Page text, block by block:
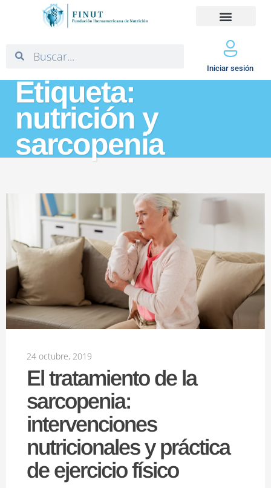
Iniciar sesión
Etiqueta:
nutrición y
sarcopenia
24 octubre, 2019
El tratamiento de la
sarcopenia:
intervenciones
nutricionales y práctica
de ejercicio físico